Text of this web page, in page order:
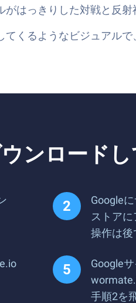
はっきりした対戦と反
くるようなビジュアル
ンロード
Google
ストア
操作は後
Google
手順2を